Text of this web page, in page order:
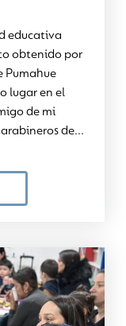
educativa
obtenido por
Pumahue
lugar en el
de mi
de...